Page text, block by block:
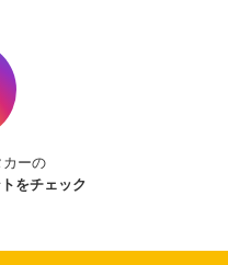
カーの
をチェック